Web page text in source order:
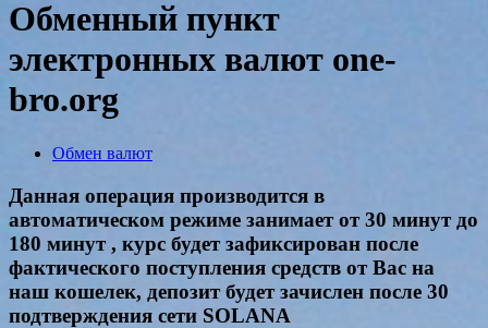
Обменный пункт
электронных валют one-
bro.org
Обмен валют
Данная операция производится в
автоматическом режиме занимает от 30 минут до
180 минут , курс будет зафиксирован после
фактического поступления средств от Вас на
наш кошелек, депозит будет зачислен после 30
подтверждения сети SOLANA